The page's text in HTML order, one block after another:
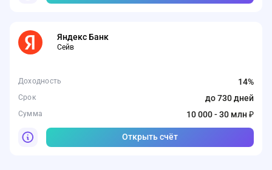
Яндекс Банк
Сейв
Доходность 14%
Срок до 730 дней
Сумма 10 000 - 30 млн ₽
Открыть счёт